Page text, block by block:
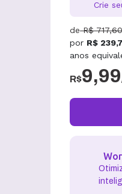
Crie
de R$ 717,60
por R$
anos
R$9,99